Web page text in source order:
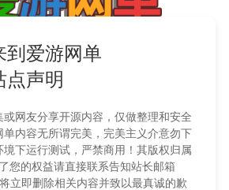
到爱游网单
点声明
网友分享开源内容，仅做整理和安全
内容无所谓完美，完美主义介意勿下
下运行测试，严禁商用！其版权归属
您的权益请直接联系告知站长邮箱
立即删除相关内容并致以最真诚的歉